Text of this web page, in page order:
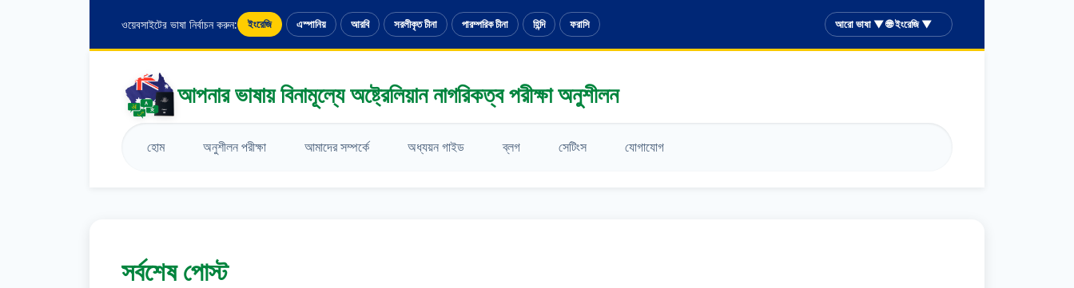
ওয়েবসাইটের ভাষা নির্বাচন করুন: ইংরেজি এস্পানিয় আরবি সরলীকৃত চীনা পারম্পরিক চীনা হিন্দি ফরাসি আরো ভাষা ▼ 🌐 ইংরেজি ▼
আপনার ভাষায় বিনামূল্যে অষ্ট্রেলিয়ান নাগরিকত্ব পরীক্ষা অনুশীলন
হোম অনুশীলন পরীক্ষা আমাদের সম্পর্কে অধ্যয়ন গাইড ব্লগ সেটিংস যোগাযোগ
সর্বশেষ পোস্ট